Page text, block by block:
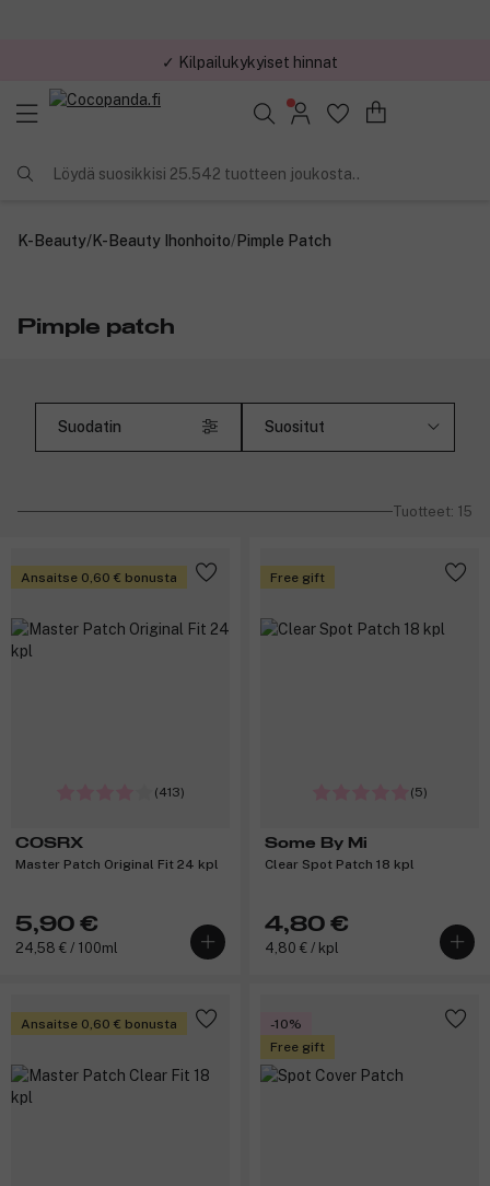
✓ Kilpailukykyiset hinnat
Löydä suosikkisi 25.542 tuotteen joukosta..
K-Beauty/K-Beauty Ihonhoito/Pimple Patch
Pimple patch
Suodatin
Tuotteet: 15
Ansaitse 0,60 € bonusta
(413)
COSRX
Master Patch Original Fit 24 kpl
5,90 €
24,58 € / 100ml
Free gift
(5)
Some By Mi
Clear Spot Patch 18 kpl
4,80 €
4,80 € / kpl
Ansaitse 0,60 € bonusta
-10%
Free gift